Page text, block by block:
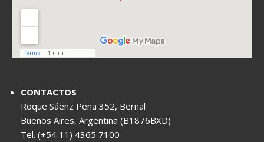
CONTACTOS
Roque Sáenz Peña 352, Bernal
Buenos Aires, Argentina (B1876BXD)
Tel. (+54 11) 4365 7100